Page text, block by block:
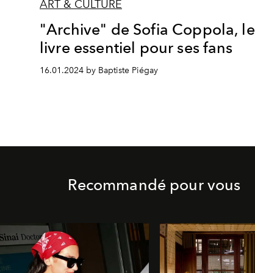
ART & CULTURE
"Archive" de Sofia Coppola, le
livre essentiel pour ses fans
16.01.2024 by Baptiste Piégay
Recommandé pour vous